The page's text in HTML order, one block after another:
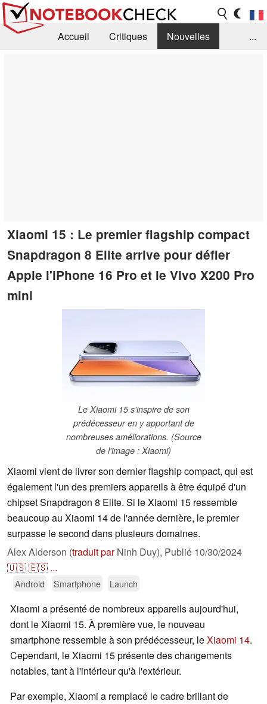
Accueil Critiques
Nouvelles
...
Xiaomi 15 : Le premier flagship compact
Snapdragon 8 Elite arrive pour défier
Apple l'iPhone 16 Pro et le Vivo X200 Pro
mini
Le Xiaomi 15 s'inspire de son
prédécesseur en y apportant de
nombreuses améliorations. (Source
de l'image : Xiaomi)
Xiaomi vient de livrer son dernier flagship compact, qui est
également l'un des premiers appareils à être équipé d'un
chipset Snapdragon 8 Elite. Si le Xiaomi 15 ressemble
beaucoup au Xiaomi 14 de l'année dernière, le premier
surpasse le second dans plusieurs domaines.
Alex Alderson (traduit parNinh Duy), Publié 10/30/2024
🇺🇸🇪🇸 ...
Android Smartphone Launch
Xiaomi a présenté de nombreux appareils aujourd'hui,
dont le Xiaomi 15. À première vue, le nouveau
smartphone ressemble à son prédécesseur, leXiaomi 14.
Cependant, le Xiaomi 15 présente des changements
notables, tant à l'intérieur qu'à l'extérieur.
Par exemple, Xiaomi a remplacé le cadre brillant de